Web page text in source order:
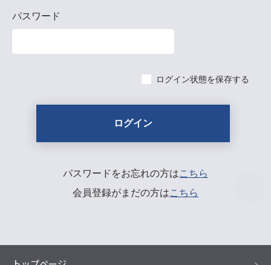
パスワード
ログイン状態を保存する
パスワードをお忘れの方はこちら
会員登録がまだの方はこちら